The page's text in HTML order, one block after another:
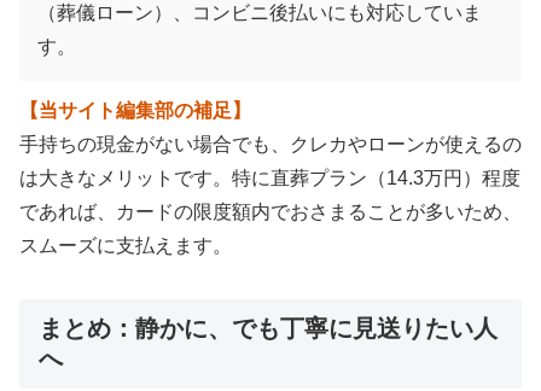
（葬儀ローン）、コンビニ後払いにも対応していま
す。
【当サイト編集部の補足】
手持ちの現金がない場合でも、クレカやローンが使えるの
は大きなメリットです。特に直葬プラン（14.3万円）程度
であれば、カードの限度額内でおさまることが多いため、
スムーズに支払えます。
まとめ：静かに、でも丁寧に見送りたい人
へ